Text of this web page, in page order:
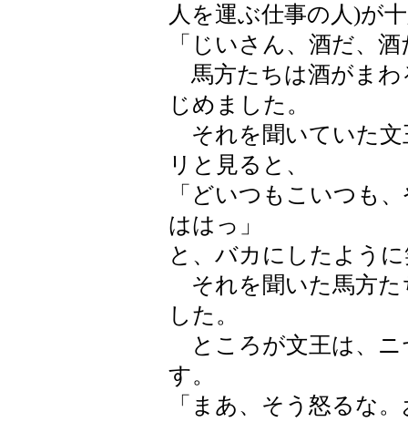
人を運ぶ仕事の人)が
「じいさん、酒だ、
馬方たちは酒がまわ
じめました。
それを聞いていた文
リと見ると、
「どいつもこいつも
ははっ」
と、バカにしたよう
それを聞いた馬方た
した。
ところが文王は、ニ
す。
「まあ、そう怒るな